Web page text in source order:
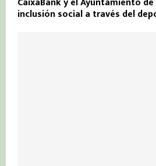
inclusión social a través del